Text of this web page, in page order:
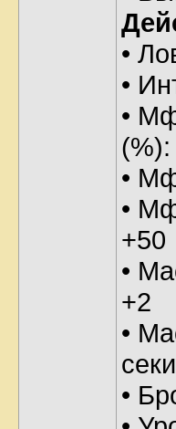
•
•
•
•
•
+50
•
+2
•
•